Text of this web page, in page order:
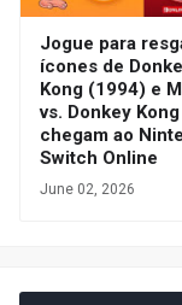
Jogue para
ícones de
Kong (1994) e
vs. Donkey Kong
chegam ao
Switch Online
June 02, 2026